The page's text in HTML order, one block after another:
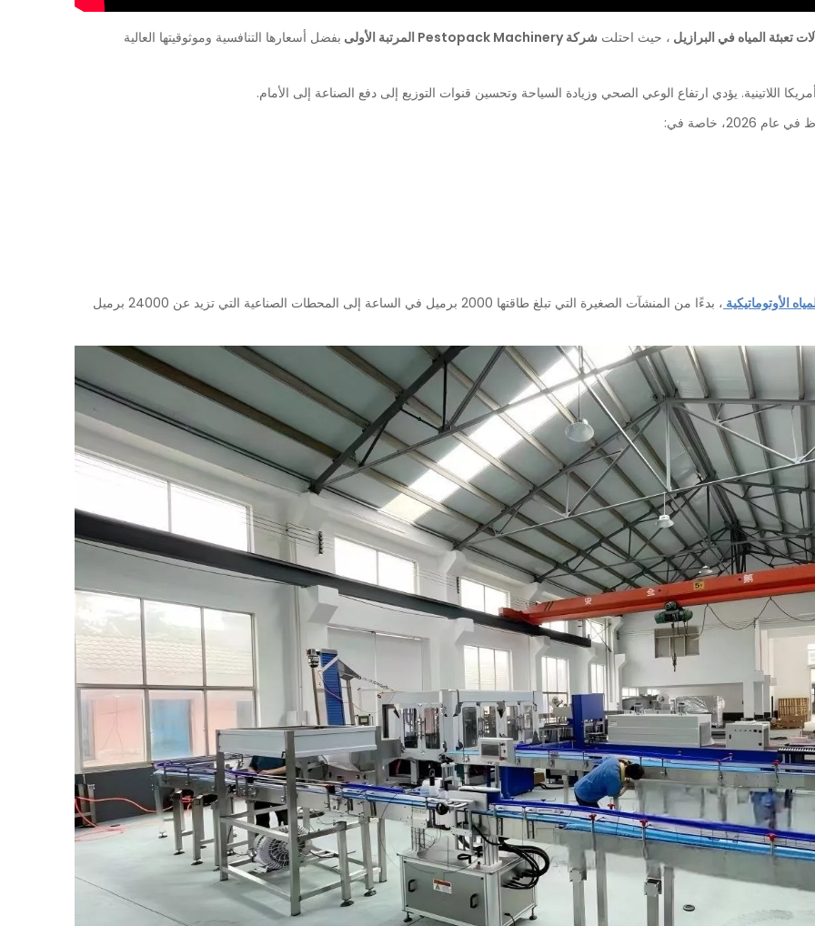
، حيث احتلت شركة Pestopack Machinery المرتبة الأولى
بفضل أسعارها التنافسية وموثوقيتها العالية
اللاتينية. يؤدي ارتفاع الوعي الصحي وزيادة السياحة وتحسين قنوات التوزيع إلى دفع الصناعة إلى الأمام.
خاصة في:
الأوتوماتيكية
، بدءًا من المنشآت الصغيرة التي تبلغ طاقتها 2000 برميل في الساعة إلى المحطات الصناعية التي تزيد عن 24000 برميل